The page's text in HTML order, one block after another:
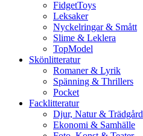
FidgetToys
Leksaker
Nyckelringar & Smått
Slime & Leklera
TopModel
Skönlitteratur
Romaner & Lyrik
Spänning & Thrillers
Pocket
Facklitteratur
Djur, Natur & Trädgård
Ekonomi & Samhälle